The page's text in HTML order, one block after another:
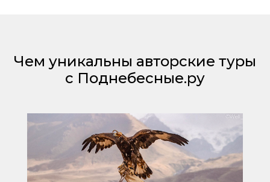
Чем уникальны авторские туры
с Поднебесные.ру